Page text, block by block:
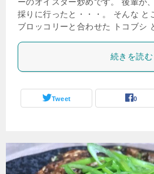
ーのオイスター炒めです。 後輩が
採りに行ったと・・・。 そんな と
ブロッコリーと合わせた トコブシ
続きを読む
Tweet 0